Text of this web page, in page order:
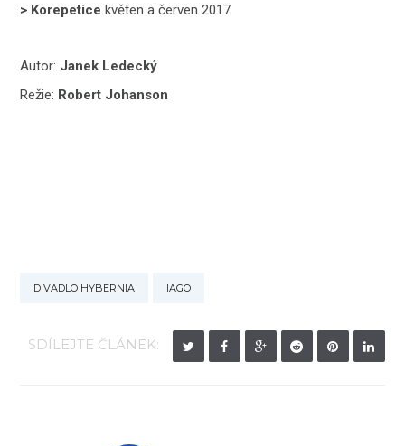
> Korepetice květen a červen 2017
Autor: Janek Ledecký
Režie: Robert Johanson
DIVADLO HYBERNIA IAGO
SDÍLEJTE ČLÁNEK: